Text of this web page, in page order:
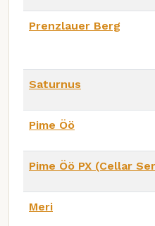
Prenzlauer Berg
Saturnus
Pime Öö
Pime Öö PX (Cellar
Meri